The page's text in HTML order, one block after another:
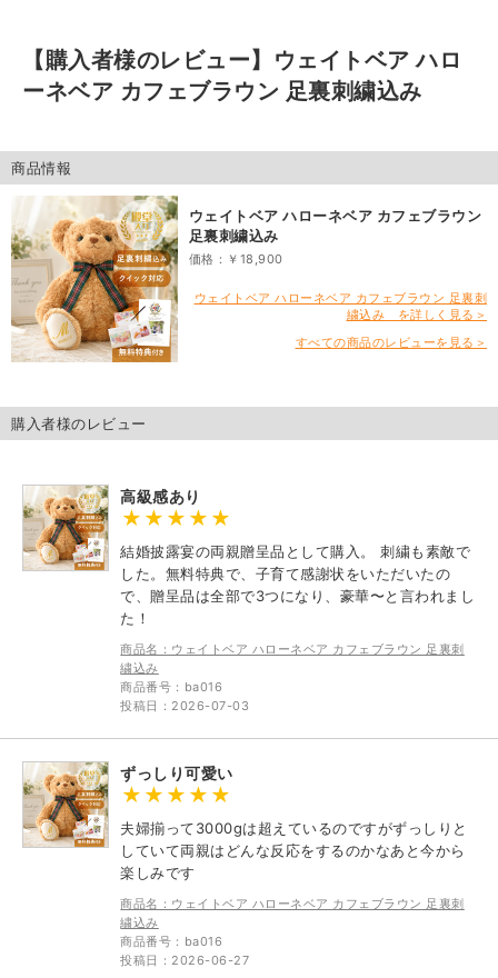
【購入者様のレビュー】
ウェイトベア ハロ
ーネベア カフェブラウン 足裏刺繍込み
商品情報
ウェイトベア ハローネベア カフェブラウン
足裏刺繍込み
価格：￥18,900
ウェイトベア ハローネベア カフェブラウン 足裏刺
繍込み を詳しく見る＞
すべての商品のレビューを見る＞
購入者様のレビュー
高級感あり
結婚披露宴の両親贈呈品として購入。 刺繍も素敵で
した。無料特典で、子育て感謝状をいただいたの
で、贈呈品は全部で3つになり、豪華〜と言われまし
た！
商品名：ウェイトベア ハローネベア カフェブラウン 足裏刺
繍込み
商品番号：ba016
投稿日：2026-07-03
ずっしり可愛い
夫婦揃って3000gは超えているのですがずっしりと
していて両親はどんな反応をするのかなあと今から
楽しみです
商品名：ウェイトベア ハローネベア カフェブラウン 足裏刺
繍込み
商品番号：ba016
投稿日：2026-06-27